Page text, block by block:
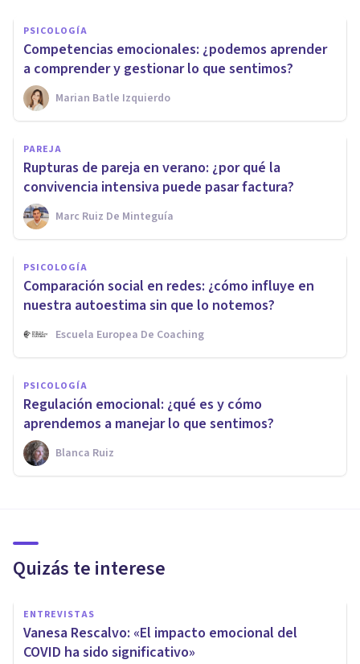
PSICOLOGÍA
Competencias emocionales: ¿podemos aprender
a comprender y gestionar lo que sentimos?
Marian Batle Izquierdo
PAREJA
Rupturas de pareja en verano: ¿por qué la
convivencia intensiva puede pasar factura?
Marc Ruiz De Minteguía
PSICOLOGÍA
Comparación social en redes: ¿cómo influye en
nuestra autoestima sin que lo notemos?
Escuela Europea De Coaching
PSICOLOGÍA
Regulación emocional: ¿qué es y cómo
aprendemos a manejar lo que sentimos?
Blanca Ruiz
Quizás te interese
ENTREVISTAS
Vanesa Rescalvo: «El impacto emocional del
COVID ha sido significativo»